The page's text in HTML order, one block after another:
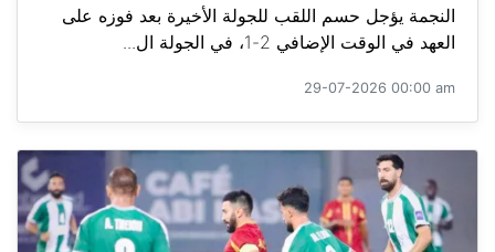
النجمة يؤجل حسم اللقب للجولة الأخيرة بعد فوزه على
العهد في الوقت الإضافي 2-1، في الجولة ال...
29-07-2026 00:00 am